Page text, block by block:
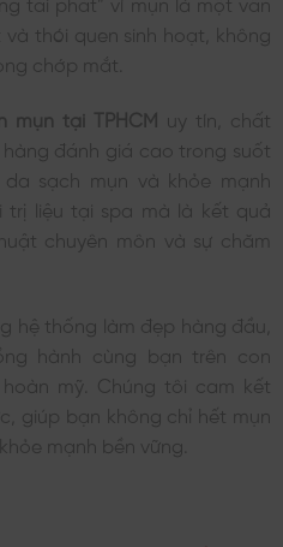
và thói quen sinh hoạt, không
chớp mắt.
mụn tại TPHCM uy tín, chất
đánh giá cao trong suốt
sạch mụn và khỏe mạnh
trị liệu tại spa mà là kết quả
chuyên môn và sự chăm
hệ thống làm đẹp hàng đầu,
hành cùng bạn trên con
mỹ. Chúng tôi cam kết
giúp bạn không chỉ hết mụn
mạnh bền vững.